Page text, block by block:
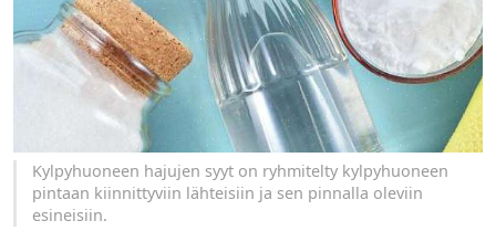
Kylpyhuoneen hajujen syyt on ryhmitelty kylpyhuoneen
pintaan kiinnittyviin lähteisiin ja sen pinnalla oleviin
esineisiin.